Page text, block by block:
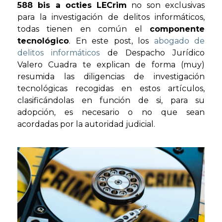
588 bis a octies LECrim no son exclusivas
para la investigación de delitos informáticos,
todas tienen en común el componente
tecnológico. En este post, los abogado de
delitos informáticos de Despacho Jurídico
Valero Cuadra te explican de forma (muy)
resumida las diligencias de investigación
tecnológicas recogidas en estos artículos,
clasificándolas en función de si, para su
adopción, es necesario o no que sean
acordadas por la autoridad judicial.